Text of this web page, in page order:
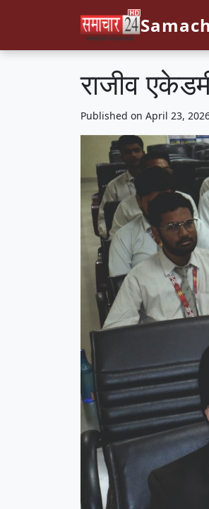
राजीव
Published on April 23,